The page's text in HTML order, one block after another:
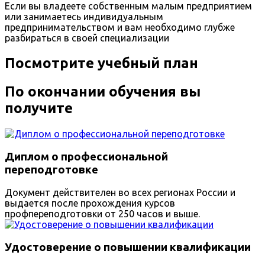
Если вы владеете собственным малым предприятием
или занимаетесь индивидуальным
предпринимательством и вам необходимо глубже
разбираться в своей специализации
Посмотрите учебный план
По окончании обучения вы
получите
Диплом о профессиональной
переподготовке
Документ действителен во всех регионах России и
выдается после прохождения курсов
профпереподготовки от 250 часов и выше.
Удостоверение о повышении квалификации